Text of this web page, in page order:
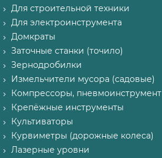
Для строительной техники
Для электроинструмента
Домкраты
Заточные станки (точило)
Зернодробилки
Измельчители мусора (садовые)
Компрессоры, пневмоинструмент
Крепёжные инструменты
Культиваторы
Курвиметры (дорожные колеса)
Лазерные уровни